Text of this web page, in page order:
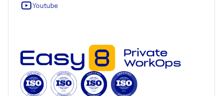
Youtube